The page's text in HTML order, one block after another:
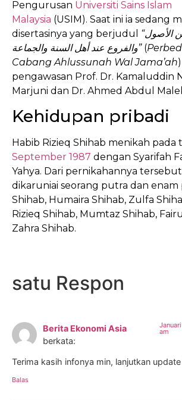
Pengurusan Universiti Sains Islam
Malaysia (USIM). Saat ini ia sedang
disertasinya yang berjudul “مناهج التميز بين الأصول
والفروع عند أهل السنة والجماعة”(
Cabang Ahlussunah Wal Jama’ah
pengawasan Prof. Dr. Kamaluddin
Marjuni dan Dr. Ahmed Abdul
Kehidupan pribadi
Habib Rizieq Shihab menikah pada
September 1987 dengan Syarifah
Yahya. Dari pernikahannya
dikaruniai seorang putra dan enam
Shihab, Humaira Shihab, Zulfa
Rizieq Shihab, Mumtaz Shihab,
Zahra Shihab.
satu Respon
Berita Ekonomi Asia
berkata:
am
Terima kasih infonya min, lanjutkan
Balas